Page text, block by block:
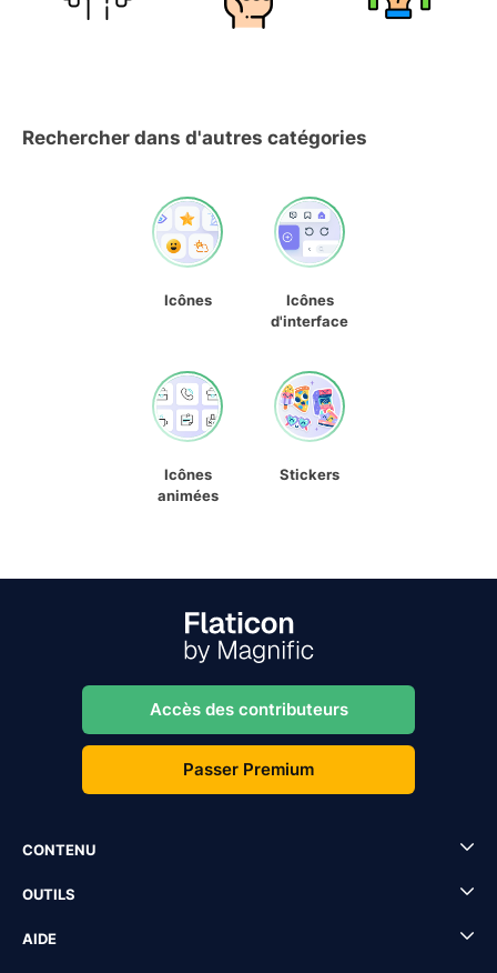
Rechercher dans d'autres catégories
Icônes
Icônes
d'interface
Icônes
animées
Stickers
Accès des contributeurs
Passer Premium
CONTENU
OUTILS
AIDE